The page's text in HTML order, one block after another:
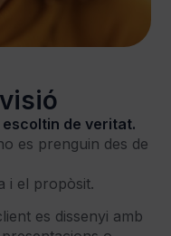
escoltin de veritat.
es prenguin des de
i el propòsit.
es dissenyi amb